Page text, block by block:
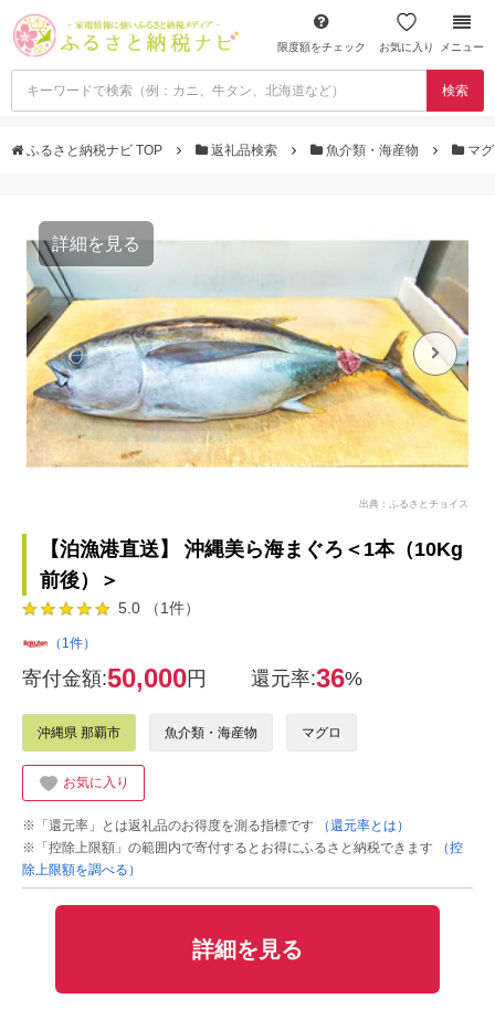
限度額をチェック お気に入り メニュー
検索
ふるさと納税ナビ TOP 返礼品検索 魚介類・海産物 マ
詳細を見る
出典：ふるさとチョイス
【泊漁港直送】 沖縄美ら海まぐろ＜1本（10Kg
前後）＞
5.0 （1件）
（1件）
寄付金額:50,000円 還元率:36%
沖縄県 那覇市 魚介類・海産物 マグロ
お気に入り
※「還元率」とは返礼品のお得度を測る指標です
（還元率とは）
※「控除上限額」の範囲内で寄付するとお得にふるさと納税できます
（控
除上限額を調べる）
詳細を見る